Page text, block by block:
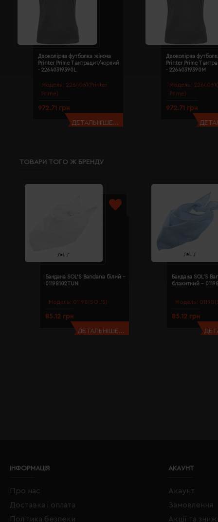
Модель: 2264031(Printer
Prime)
Двоколірна футболка жіноча
Printer Prime T антрацит/чорний
- 22640319390L
972.71 грн
ДЕТАЛЬНІШЕ...
Модель:
Prime)
Двоколірна
Printer Prime T
- 22640319390M
972.71 грн
ТОВАРИ ТОГО Ж БРЕНДУ
Модель: 01198(SOL’S)
Бандана SOL'S Bandana білий -
01198102TUN
85.12 грн
ДЕТАЛЬНІШЕ...
Модель:
Бандана SOL'S
блакитний -
85.12 грн
ІНФОРМАЦІЯ
Про нас
Доставка і оплата
Політика безпеки
АКАУНТ
Акаунт
Замовлення
Акції та